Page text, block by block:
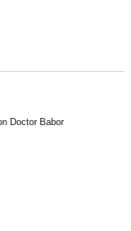
Doctor Babor